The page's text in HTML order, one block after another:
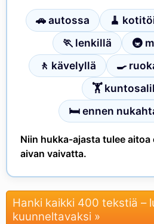
🚗 autossa
🧹
🏃 lenkillä
🚇
🚶 kävelyllä
🍳
🏋
🛏 ennen
Niin hukka-ajasta tulee aitoa
aivan vaivatta.
Hanki kaikki 400 tekstiä –
kuunneltavaksi »